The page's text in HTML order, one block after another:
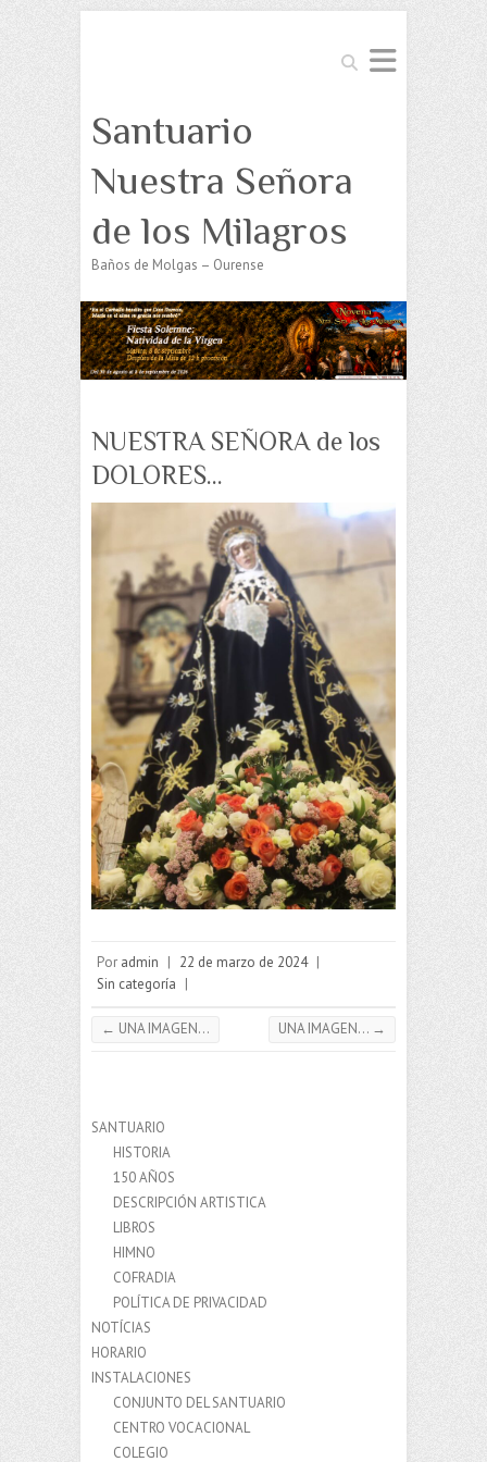
Buscar
Santuario
Nuestra Señora
de los Milagros
Baños de Molgas – Ourense
NUESTRA SEÑORA de los
DOLORES…
Por admin | 22 de marzo de 2024 |
Sin categoría |
← UNA IMAGEN… UNA IMAGEN… →
SANTUARIO
HISTORIA
150 AÑOS
DESCRIPCIÓN ARTISTICA
LIBROS
HIMNO
COFRADIA
POLÍTICA DE PRIVACIDAD
NOTÍCIAS
HORARIO
INSTALACIONES
CONJUNTO DEL SANTUARIO
CENTRO VOCACIONAL
COLEGIO